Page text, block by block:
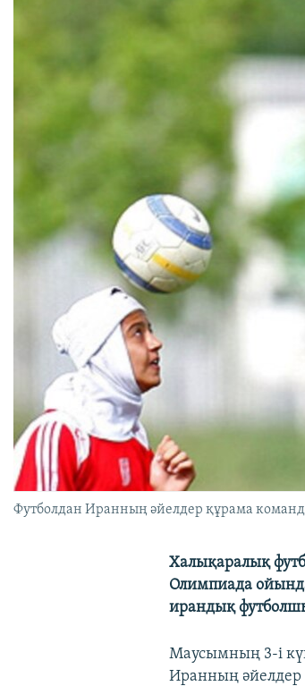
Футболдан Иранның әйелдер құрама
Халықаралық
Олимпиада
ирандық
Маусымның 3-і
Иранның әйелдер